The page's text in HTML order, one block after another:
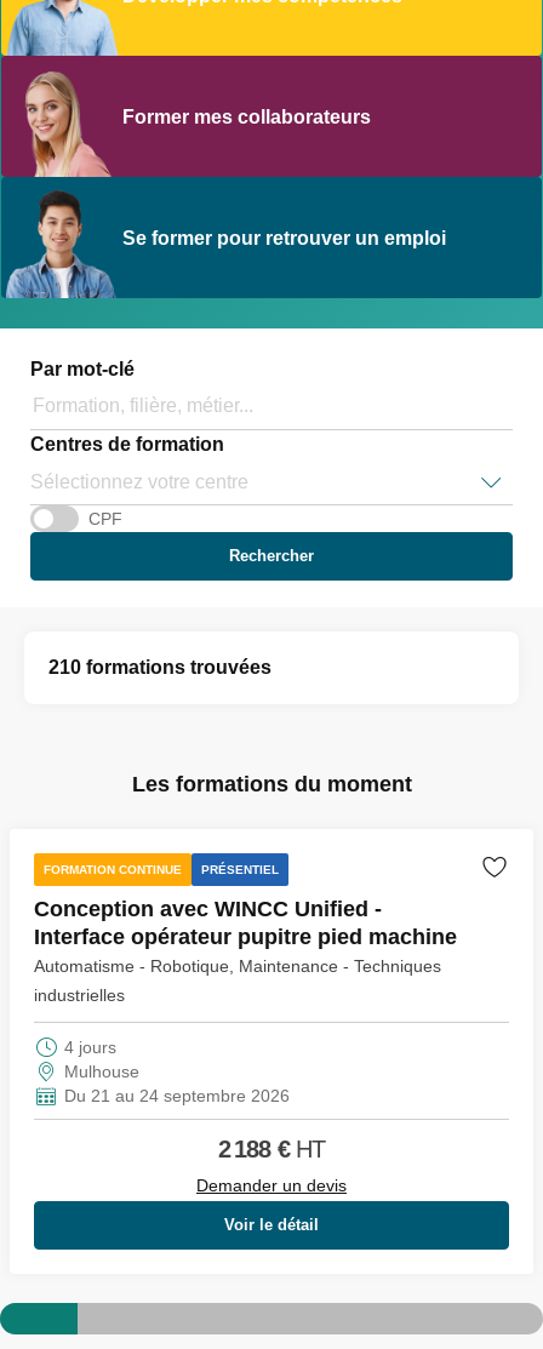
Former mes collaborateurs
Se former pour retrouver un emploi
Par mot-clé
Centres de formation
Sélectionnez votre centre
CPF
Rechercher
210 formations trouvées
Les formations du moment
FORMATION CONTINUE PRÉSENTIEL
Conception avec WINCC Unified -
Interface opérateur pupitre pied machine
Automatisme - Robotique, Maintenance - Techniques
industrielles
Mulhouse
4 jours
Du 21 au 24 septembre 2026
2 188€ HT
Demander un devis
Voir le détail